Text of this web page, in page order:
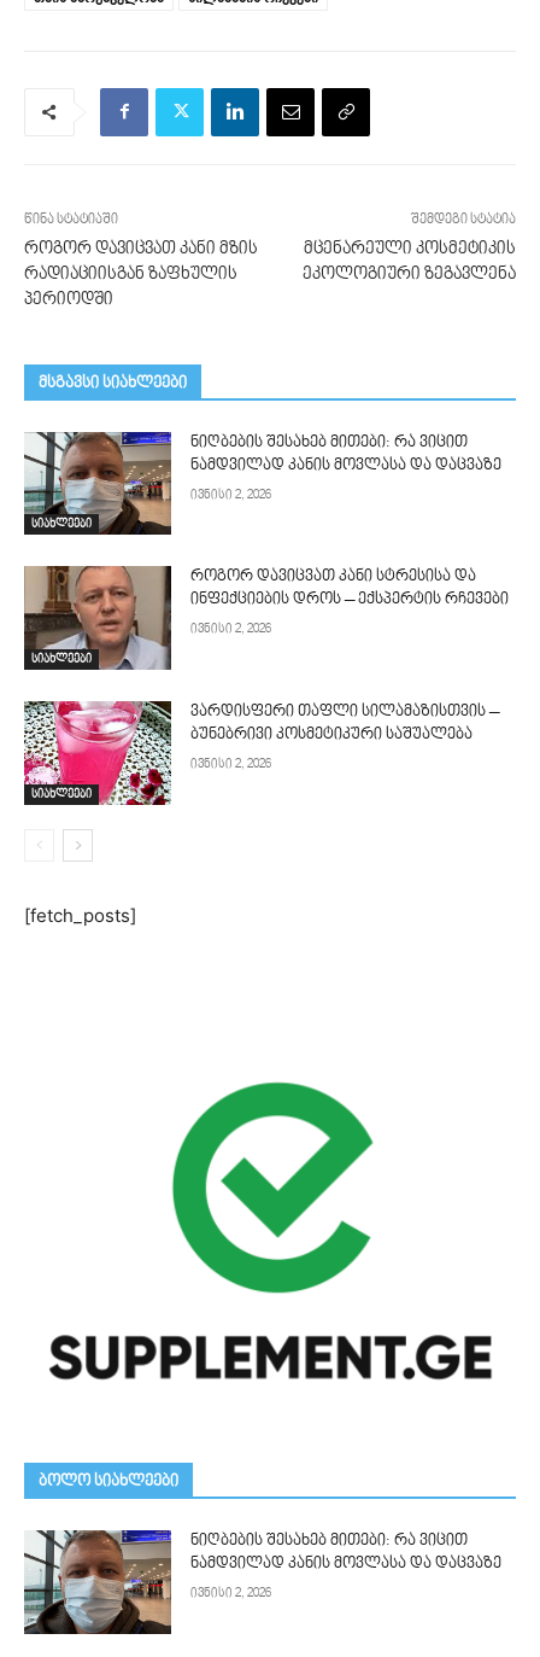
წინა სტატიაში
როგორ დავიცვათ კანი მზის
რადიაციისგან ზაფხულის
პერიოდში
შემდეგი სტატია
მცენარეული კოსმეტიკის
ეკოლოგიური ზეგავლენა
მსგავსი სიახლეები
სიახლეები
ნიღბების შესახებ მითები: რა ვიცით
ნამდვილად კანის მოვლასა და დაცვაზე
ივნისი 2, 2026
სიახლეები
როგორ დავიცვათ კანი სტრესისა და
ინფექციების დროს – ექსპერტის რჩევები
ივნისი 2, 2026
სიახლეები
ვარდისფერი თაფლი სილამაზისთვის –
ბუნებრივი კოსმეტიკური საშუალება
ივნისი 2, 2026
[fetch_posts]
ᲑᲝᲚᲝ ᲡᲘᲐᲮᲚᲔᲔᲑᲘ
ნიღბების შესახებ მითები: რა ვიცით
ნამდვილად კანის მოვლასა და დაცვაზე
ივნისი 2, 2026